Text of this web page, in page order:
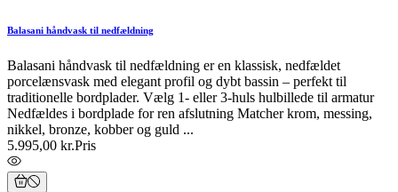
Balasani håndvask til nedfældning
Balasani håndvask til nedfældning er en klassisk, nedfældet
porcelænsvask med elegant profil og dybt bassin – perfekt til
traditionelle bordplader. Vælg 1- eller 3-huls hulbillede til armatur
Nedfældes i bordplade for ren afslutning Matcher krom, messing,
nikkel, bronze, kobber og guld ...
5.995,00 kr.Pris